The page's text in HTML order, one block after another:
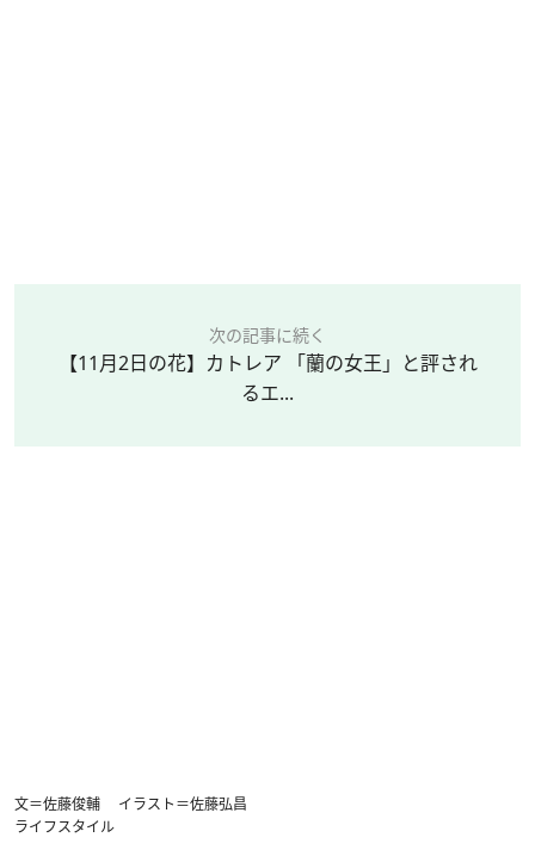
次の記事に続く
【11月2日の花】カトレア 「蘭の女王」と評され
るエ...
文＝佐藤俊輔 イラスト＝佐藤弘昌
ライフスタイル